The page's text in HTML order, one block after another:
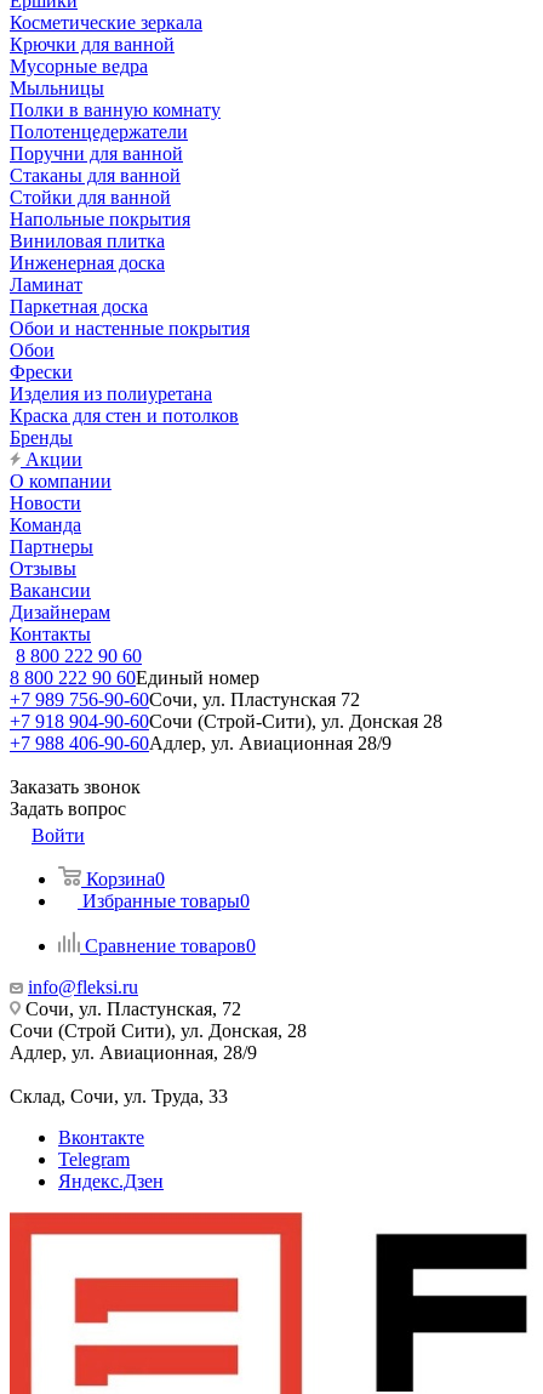
Косметические зеркала
Крючки для ванной
Мусорные ведра
Мыльницы
Полки в ванную комнату
Полотенцедержатели
Поручни для ванной
Стаканы для ванной
Стойки для ванной
Напольные покрытия
Виниловая плитка
Инженерная доска
Ламинат
Паркетная доска
Обои и настенные покрытия
Обои
Фрески
Изделия из полиуретана
Краска для стен и потолков
Бренды
Акции
О компании
Новости
Команда
Партнеры
Отзывы
Вакансии
Дизайнерам
Контакты
8 800 222 90 60
8 800 222 90 60Единый номер
+7 989 756-90-60Сочи, ул. Пластунская 72
+7 918 904-90-60Сочи (Строй-Сити), ул. Донская 28
+7 988 406-90-60Адлер, ул. Авиационная 28/9
Заказать звонок
Задать вопрос
Войти
Корзина0
Избранные товары0
Сравнение товаров0
info@fleksi.ru
Сочи, ул. Пластунская, 72
Сочи (Строй Сити), ул. Донская, 28
Адлер, ул. Авиационная, 28/9
Склад, Сочи, ул. Труда, 33
Вконтакте
Telegram
Яндекс.Дзен